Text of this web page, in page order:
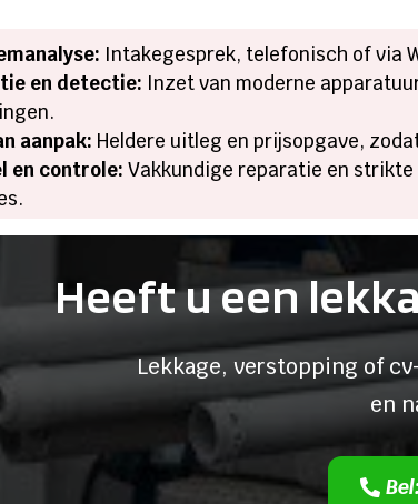
Intakegesprek, telefonisch of via
en detectie: Inzet van moderne
aanpak: Heldere uitleg en prijsopgave,
en controle: Vakkundige reparatie en
Heeft u een
Lekkage, verstopping of
en